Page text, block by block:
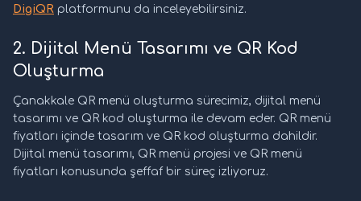
DigiQR platformunu da inceleyebilirsiniz.
2. Dijital Menü Tasarımı ve QR Kod
Oluşturma
Çanakkale QR menü oluşturma sürecimiz, dijital menü
tasarımı ve QR kod oluşturma ile devam eder. QR menü
fiyatları içinde tasarım ve QR kod oluşturma dahildir.
Dijital menü tasarımı, QR menü projesi ve QR menü
fiyatları konusunda şeffaf bir süreç izliyoruz.